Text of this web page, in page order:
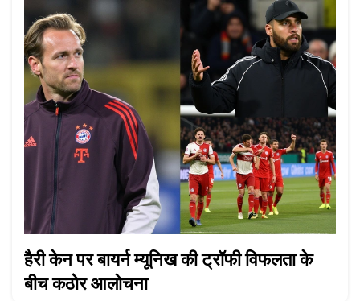
हैरी केन पर बायर्न म्यूनिख की ट्रॉफी विफलता के
बीच कठोर आलोचना